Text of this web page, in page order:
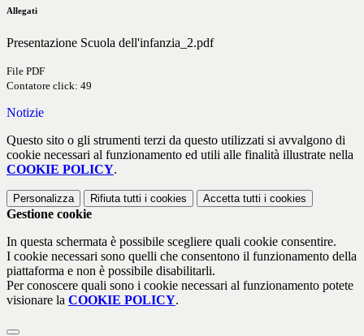
Allegati
Presentazione Scuola dell'infanzia_2.pdf
File PDF
Contatore click: 49
Notizie
Questo sito o gli strumenti terzi da questo utilizzati si avvalgono di
cookie necessari al funzionamento ed utili alle finalità illustrate nella
COOKIE POLICY.
Personalizza Rifiuta tutti i cookies Accetta tutti i cookies
Gestione cookie
In questa schermata è possibile scegliere quali cookie consentire.
I cookie necessari sono quelli che consentono il funzionamento della
piattaforma e non è possibile disabilitarli.
Per conoscere quali sono i cookie necessari al funzionamento potete
visionare la COOKIE POLICY.